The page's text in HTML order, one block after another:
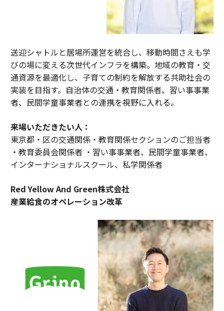
送迎シャトルと居場所運営を統合し、移動時間さえも学
びの場に変える次世代インフラを構築。地域の教育・交
通資源を最適化し、子育ての制約を解放する共助社会の
実装を目指す。自治体の交通・教育関係者、習い事事業
者、民間学童事業者との連携を視野に入れる。
来場いただきたい人：
東京都・区の交通関係・教育関係セクションのご担当者
・教育委員会関係者 ・習い事事業者、民間学童事業者、
インターナショナルスクール、私学関係者
Red Yellow And Green株式会社
産業給食のオペレーション改革